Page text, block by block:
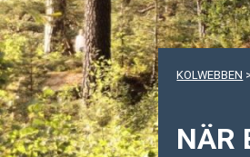
KOLWEBBEN
NÄR